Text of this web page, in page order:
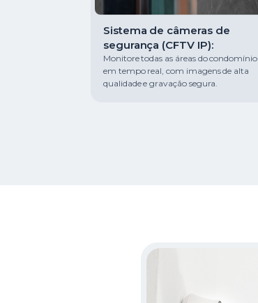
Sistema de câmeras de
segurança (CFTV IP):
Monitore todas as áreas do condomínio
em tempo real, com imagens de alta
qualidade e gravação segura.